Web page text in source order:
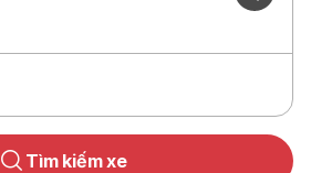
Tìm kiếm xe